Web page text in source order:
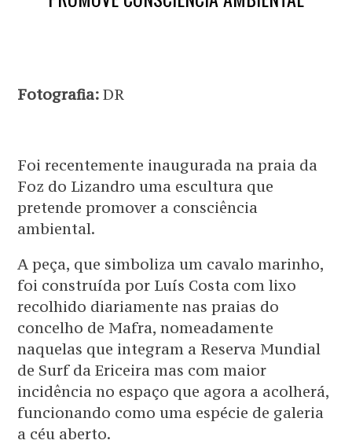
Fotografia: DR
Foi recentemente inaugurada na praia da
Foz do Lizandro uma escultura que
pretende promover a consciência
ambiental.
A peça, que simboliza um cavalo marinho,
foi construída por Luís Costa com lixo
recolhido diariamente nas praias do
concelho de Mafra, nomeadamente
naquelas que integram a Reserva Mundial
de Surf da Ericeira mas com maior
incidência no espaço que agora a acolherá,
funcionando como uma espécie de galeria
a céu aberto.